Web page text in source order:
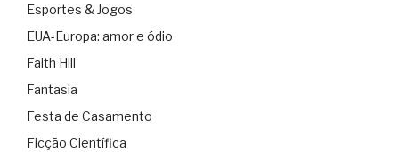
Esportes & Jogos
EUA-Europa: amor e ódio
Faith Hill
Fantasia
Festa de Casamento
Ficção Científica